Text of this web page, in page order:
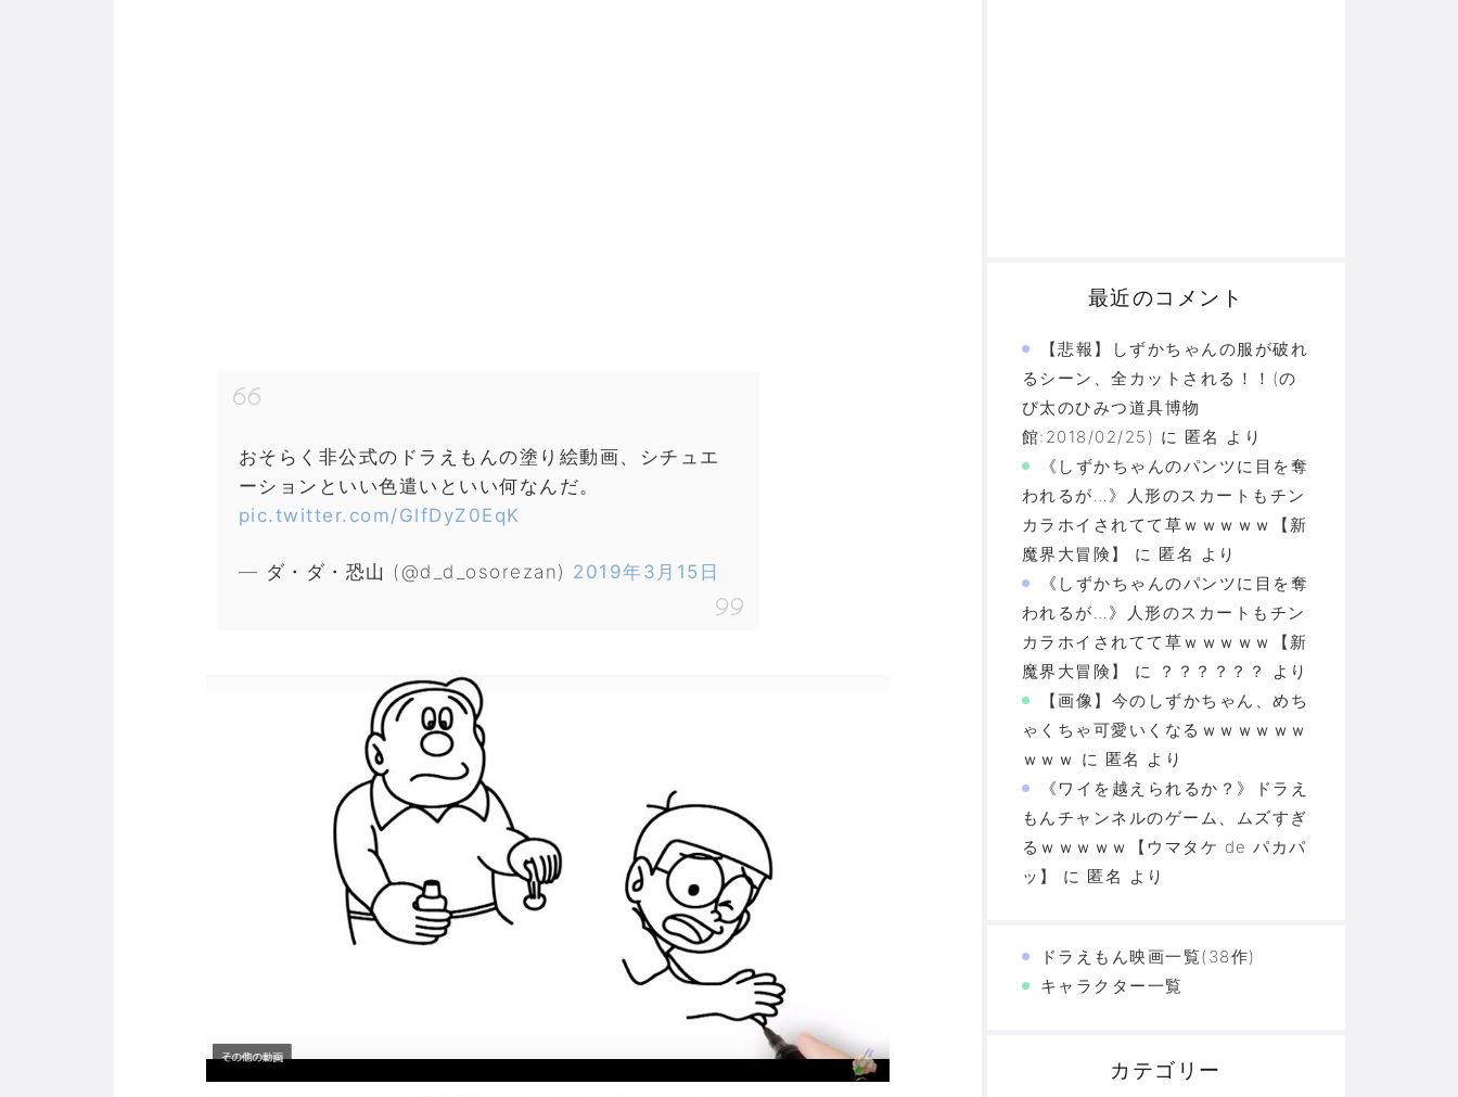
おそらく非公式のドラえもんの塗り絵動画、シチュエ
ーションといい色遣いといい何なんだ。
pic.twitter.com/GlfDyZ0EqK
— ダ・ダ・恐山 (@d_d_osorezan) 2019年3月15日
最近のコメント
【悲報】しずかちゃんの服が破れ
るシーン、全カットされる！！(の
び太のひみつ道具博物
館:2018/02/25) に 匿名 より
《しずかちゃんのパンツに目を奪
われるが…》人形のスカートもチン
カラホイされてて草ｗｗｗｗｗ【新
魔界大冒険】
に 匿名 より
《しずかちゃんのパンツに目を奪
われるが…》人形のスカートもチン
カラホイされてて草ｗｗｗｗｗ【新
魔界大冒険】
に ？？？？？？
より
【画像】今のしずかちゃん、めち
ゃくちゃ可愛いくなるｗｗｗｗｗｗ
ｗｗｗ に 匿名 より
《ワイを越えられるか？》ドラえ
もんチャンネルのゲーム、ムズすぎ
るｗｗｗｗｗ【ウマタケ de パカパ
ッ】
に 匿名 より
ドラえもん映画一覧(38作)
キャラクター一覧
カテゴリー